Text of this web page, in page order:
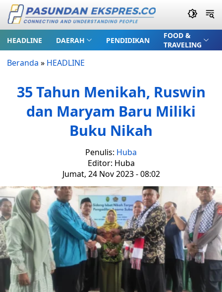
HEADLINE DAERAH PENDIDIKAN
FOOD &
TRAVELING
Beranda » HEADLINE
35 Tahun Menikah, Ruswin
dan Maryam Baru Miliki
Buku Nikah
Penulis: Huba
Editor: Huba
Jumat, 24 Nov 2023 - 08:02